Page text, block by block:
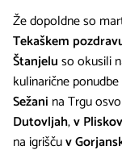
Že dopoldne so
Tekaškem
Štanjeluso okusili
kulinarične
Sežani na Trgu
Dutovljah,v
na igriščuv